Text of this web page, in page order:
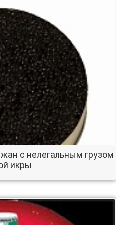
с нелегальным грузом
икры